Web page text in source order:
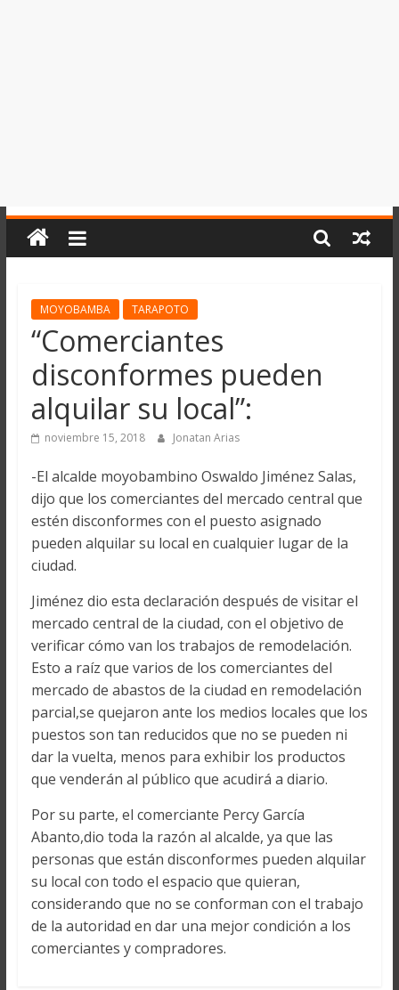
MOYOBAMBA TARAPOTO
“Comerciantes
disconformes pueden
alquilar su local”:
noviembre 15, 2018 Jonatan Arias
-El alcalde moyobambino Oswaldo Jiménez Salas,
dijo que los comerciantes del mercado central que
estén disconformes con el puesto asignado
pueden alquilar su local en cualquier lugar de la
ciudad.
Jiménez dio esta declaración después de visitar el
mercado central de la ciudad, con el objetivo de
verificar cómo van los trabajos de remodelación.
Esto a raíz que varios de los comerciantes del
mercado de abastos de la ciudad en remodelación
parcial,se quejaron ante los medios locales que los
puestos son tan reducidos que no se pueden ni
dar la vuelta, menos para exhibir los productos
que venderán al público que acudirá a diario.
Por su parte, el comerciante Percy García
Abanto,dio toda la razón al alcalde, ya que las
personas que están disconformes pueden alquilar
su local con todo el espacio que quieran,
considerando que no se conforman con el trabajo
de la autoridad en dar una mejor condición a los
comerciantes y compradores.